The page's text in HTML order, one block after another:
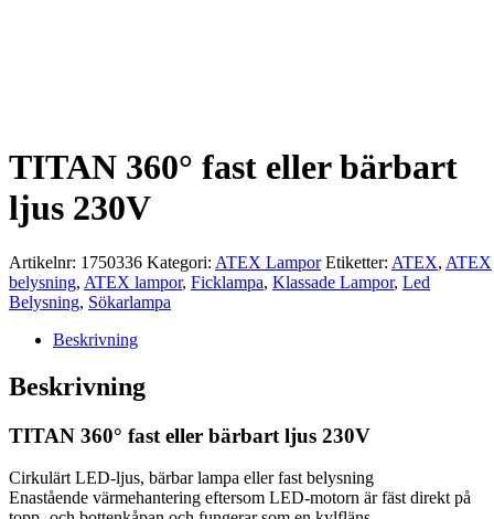
TITAN 360° fast eller bärbart
ljus 230V
Artikelnr: 1750336 Kategori: ATEX Lampor Etiketter: ATEX, ATEX
belysning, ATEX lampor, Ficklampa, Klassade Lampor, Led
Belysning, Sökarlampa
Beskrivning
Beskrivning
TITAN 360° fast eller bärbart ljus 230V
Cirkulärt LED-ljus, bärbar lampa eller fast belysning
Enastående värmehantering eftersom LED-motorn är fäst direkt på